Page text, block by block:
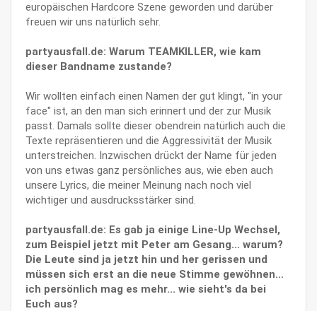
europäischen Hardcore Szene geworden und darüber
freuen wir uns natürlich sehr.
partyausfall.de: Warum TEAMKILLER, wie kam
dieser Bandname zustande?
Wir wollten einfach einen Namen der gut klingt, "in your
face" ist, an den man sich erinnert und der zur Musik
passt. Damals sollte dieser obendrein natürlich auch die
Texte repräsentieren und die Aggressivität der Musik
unterstreichen. Inzwischen drückt der Name für jeden
von uns etwas ganz persönliches aus, wie eben auch
unsere Lyrics, die meiner Meinung nach noch viel
wichtiger und ausdrucksstärker sind.
partyausfall.de: Es gab ja einige Line-Up Wechsel,
zum Beispiel jetzt mit Peter am Gesang... warum?
Die Leute sind ja jetzt hin und her gerissen und
müssen sich erst an die neue Stimme gewöhnen...
ich persönlich mag es mehr... wie sieht's da bei
Euch aus?